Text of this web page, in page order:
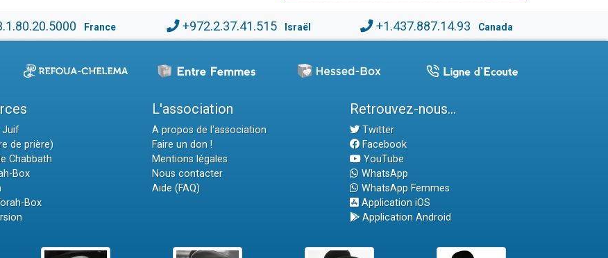
France +972.2.37.41.515 Israël +1.437.887.14.93 Canada
Juif
de prière)
Chabbath
Box
Box
L'association
A propos de l'association
Faire un don !
Mentions légales
Nous contacter
Aide (FAQ)
Retrouvez-nous...
Twitter
Facebook
YouTube
WhatsApp
WhatsApp Femmes
Application iOS
Application Android